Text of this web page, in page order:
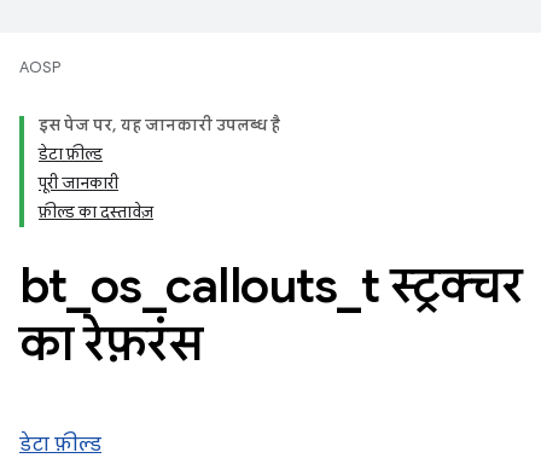
AOSP
इस पेज पर, यह जानकारी उपलब्ध है
डेटा फ़ील्ड
पूरी जानकारी
फ़ील्ड का दस्तावेज़
bt os callouts t स्ट्रक्चर
का रेफ़रंस
डेटा फ़ील्ड